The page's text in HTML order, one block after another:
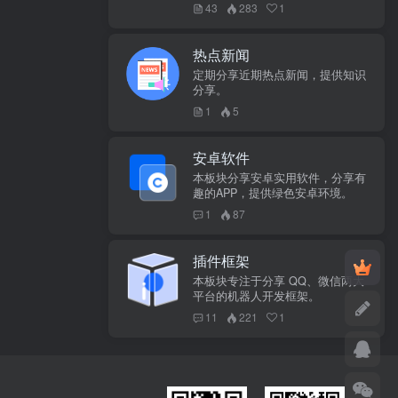
43 283 1
热点新闻
定期分享近期热点新闻，提供知识
分享。
1 5
安卓软件
本板块分享安卓实用软件，分享有
趣的APP，提供绿色安卓环境。
1 87
插件框架
本板块专注于分享 QQ、微信两大
平台的机器人开发框架。
11 221 1